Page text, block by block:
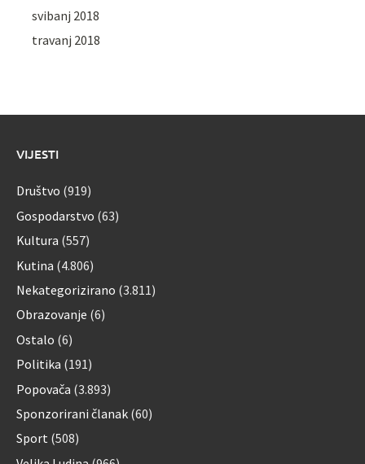
svibanj 2018
travanj 2018
VIJESTI
Društvo (919)
Gospodarstvo (63)
Kultura (557)
Kutina (4.806)
Nekategorizirano (3.811)
Obrazovanje (6)
Ostalo (6)
Politika (191)
Popovača (3.893)
Sponzorirani članak (60)
Sport (508)